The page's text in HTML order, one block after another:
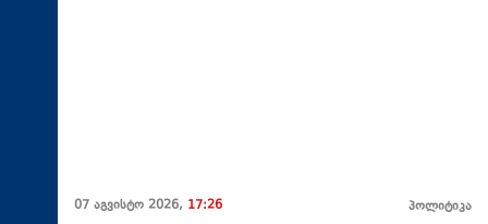
07 აგვისტო 2026, 17:26 პოლიტიკა